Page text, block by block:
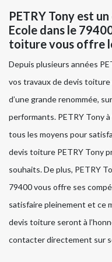
PETRY Tony est
Ecole dans le
toiture vous offre
Depuis plusieurs années
vos travaux de devis
d’une grande renommée,
performants. PETRY Tony
tous les moyens pour
devis toiture PETRY Tony
souhaits. De plus, PETRY
79400 vous offre ses
satisfaire pleinement et ce
devis toiture seront à
contacter directement sur